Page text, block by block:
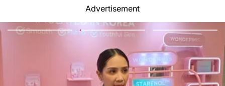
Advertisement